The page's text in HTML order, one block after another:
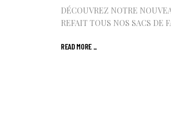
DÉCOUVREZ NOTRE
REFAIT TOUS NOS SACS DE
READ MORE _